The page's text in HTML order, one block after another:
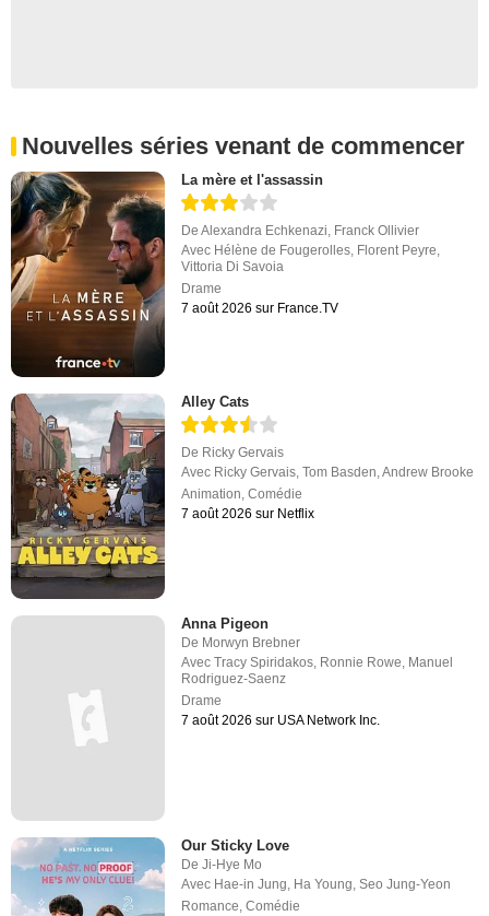
Nouvelles séries venant de commencer
La mère et l'assassin
DeAlexandra Echkenazi Franck Ollivier
Avec Hélène de Fougerolles Florent Peyre
Vittoria Di Savoia
Drame
7 août 2026 sur France.TV
Alley Cats
De Ricky Gervais
Avec Ricky Gervais,Tom Basden,Andrew Brooke
Animation,Comédie
7 août 2026 sur Netflix
Anna Pigeon
De Morwyn Brebner
AvecTracy Spiridakos, Ronnie Rowe, Manuel
Rodriguez-Saenz
Drame
7 août 2026 sur USA Network Inc.
Our Sticky Love
DeJi-Hye Mo
Avec Hae-in Jung, Ha Young,Seo Jung-Yeon
Romance,Comédie